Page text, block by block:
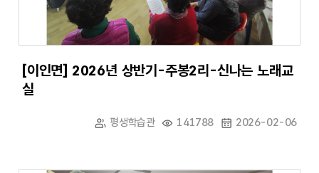
[이인면] 2026년 상반기-주봉2리-신나는 노래교
실
평생학습관 141788 2026-02-06